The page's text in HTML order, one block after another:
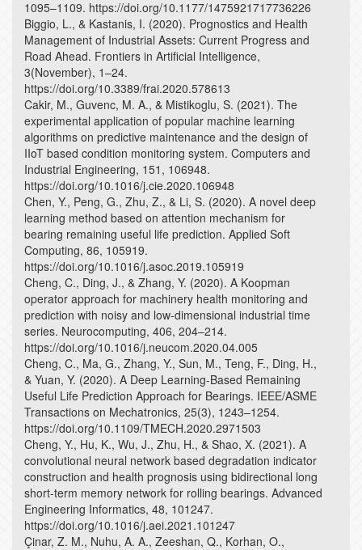
1095–1109. https://doi.org/10.1177/1475921717736226
Biggio, L., & Kastanis, I. (2020). Prognostics and Health
Management of Industrial Assets: Current Progress and
Road Ahead. Frontiers in Artificial Intelligence,
3(November), 1–24.
https://doi.org/10.3389/frai.2020.578613
Cakir, M., Guvenc, M. A., & Mistikoglu, S. (2021). The
experimental application of popular machine learning
algorithms on predictive maintenance and the design of
IIoT based condition monitoring system. Computers and
Industrial Engineering, 151, 106948.
https://doi.org/10.1016/j.cie.2020.106948
Chen, Y., Peng, G., Zhu, Z., & Li, S. (2020). A novel deep
learning method based on attention mechanism for
bearing remaining useful life prediction. Applied Soft
Computing, 86, 105919.
https://doi.org/10.1016/j.asoc.2019.105919
Cheng, C., Ding, J., & Zhang, Y. (2020). A Koopman
operator approach for machinery health monitoring and
prediction with noisy and low-dimensional industrial time
series. Neurocomputing, 406, 204–214.
https://doi.org/10.1016/j.neucom.2020.04.005
Cheng, C., Ma, G., Zhang, Y., Sun, M., Teng, F., Ding, H.,
& Yuan, Y. (2020). A Deep Learning-Based Remaining
Useful Life Prediction Approach for Bearings. IEEE/ASME
Transactions on Mechatronics, 25(3), 1243–1254.
https://doi.org/10.1109/TMECH.2020.2971503
Cheng, Y., Hu, K., Wu, J., Zhu, H., & Shao, X. (2021). A
convolutional neural network based degradation indicator
construction and health prognosis using bidirectional long
short-term memory network for rolling bearings. Advanced
Engineering Informatics, 48, 101247.
https://doi.org/10.1016/j.aei.2021.101247
Çinar, Z. M., Nuhu, A. A., Zeeshan, Q., Korhan, O.,